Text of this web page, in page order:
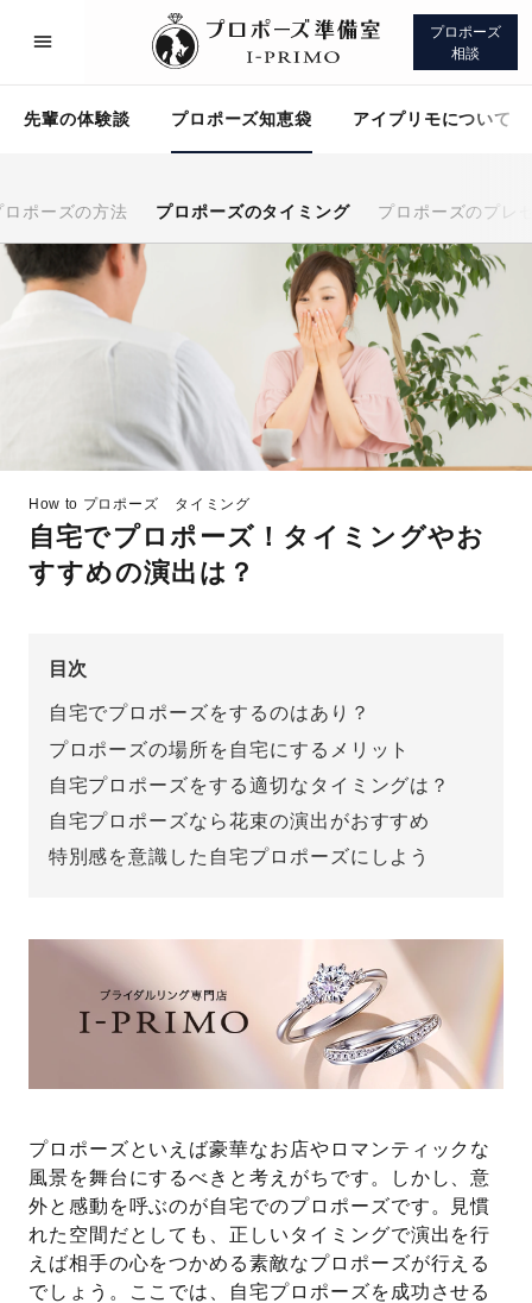
プロポーズ
相談
先輩の体験談 プロポーズ知恵袋 アイプリモについて
ロポーズの方法 プロポーズのタイミング プロポーズのプレ
How to プロポーズ タイミング
自宅でプロポーズ！タイミングやお
すすめの演出は？
目次
自宅でプロポーズをするのはあり？
プロポーズの場所を自宅にするメリット
自宅プロポーズをする適切なタイミングは？
自宅プロポーズなら花束の演出がおすすめ
特別感を意識した自宅プロポーズにしよう
プロポーズといえば豪華なお店やロマンティックな
風景を舞台にするべきと考えがちです。しかし、意
外と感動を呼ぶのが自宅でのプロポーズです。見慣
れた空間だとしても、正しいタイミングで演出を行
えば相手の心をつかめる素敵なプロポーズが行える
でしょう。ここでは、自宅プロポーズを成功させる
プロポーズサポート 先輩の体験談
プロポーズ知恵袋 アイプリモについて
プロポーズサポート
スペシャルプロポーズイベント
プロポーズアイテム
おすすめの婚約指輪
プロポーズシチュエーション診断
先輩の体験談
プロポーズ知恵袋
プロポーズ意識調査結果一覧
プロポーズの方法
場所
言葉
エピソード
アイプリモについて
ニュース
I-PRIMO公式サイト
I-PRIMO公式オンラインショップ
Follow us on